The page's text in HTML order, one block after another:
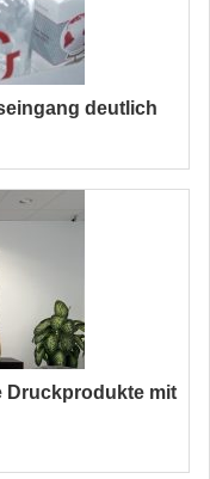
deutlich
Druckprodukte mit